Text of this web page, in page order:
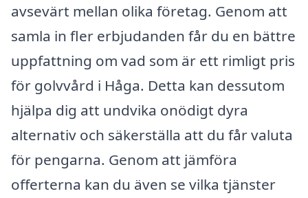
avsevärt mellan olika företag. Genom att
samla in fler erbjudanden får du en bättre
uppfattning om vad som är ett rimligt pris
för golvvård i Håga. Detta kan dessutom
hjälpa dig att undvika onödigt dyra
alternativ och säkerställa att du får valuta
för pengarna. Genom att jämföra
offerterna kan du även se vilka tjänster